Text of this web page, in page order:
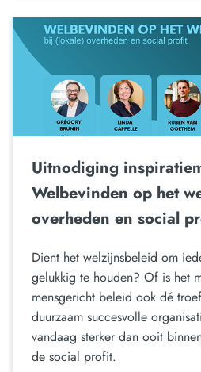
Uitnodiging
Welbevinden op het
overheden en social
Dient het welzijnsbeleid om
gelukkig te houden? Of is het
mensgericht beleid ook dé
duurzaam succesvolle
vandaag sterker dan ooit
de social profit.